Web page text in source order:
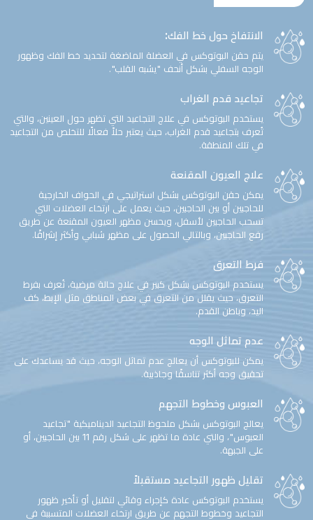
الانتفاخ حول خط الفك:
يتم حقن البوتوكس في العضلة الماضغة لتحديد خط الفك وظهور
الوجه السفلي بشكل أنحف "يشبه القلب".
تجاعيد قدم الغراب
يستخدم البوتوكس في علاج التجاعيد التي تظهر حول العينين، والتي
تُعرف بتجاعيد قدم الغراب، حيث يعتبر حلاً فعالًا للتخلص من التجاعيد
في تلك المنطقة.
علاج العيون المقنعة
يمكن حقن البوتوكس بشكل استراتيجي في الحواف الخارجية
للحاجبين أو بين الحاجبين، حيث يعمل على ارتخاء العضلات التي
تسحب الحاجبين لأسفل، ويحسن مظهر العيون المقنعة عن طريق
رفع الحاجبين، وبالتالي الحصول على مظهر شبابي وأكثر إشراقًا.
فرط التعرق
يستخدم البوتوكس بشكل كبير في علاج حالة مرضية، تُعرف بفرط
التعرق، حيث يقلل من التعرق في بعض المناطق مثل الإبط، كف
اليد، وباطن القدم.
عدم تماثل الوجه
يمكن للبوتوكس أن يعالج عدم تماثل الوجه، حيث قد يساعدك على
تحقيق وجه أكثر تناسقًا وجاذبية.
العبوس وخطوط التجهم
يعالج البوتوكس بشكل ملحوظ التجاعيد الديناميكية "تجاعيد
العبوس"، والتي عادة ما تظهر على شكل رقم 11 بين الحاجبين، أو
على الجبهة.
تقليل ظهور التجاعيد مستقبلاً
يستخدم البوتوكس عادة كإجراء وقائي لتقليل أو تأخير ظهور
التجاعيد وخطوط التجهم عن طريق ارتخاء العضلات المتسببة في